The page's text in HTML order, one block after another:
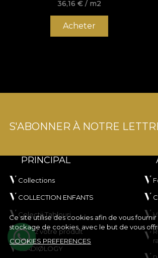
36,16€ / m2
Acheter
Ce site utilise des cookies afin de vous
stockage de cookies, avec le but de vous
COOKIES PREFERENCES
S'ABONNER À NOTRE
PRINCIPAL
Collections
COLLECTION ENFANTS
Colectii Tablouri
Créez votre produit
VLADIØLOGY